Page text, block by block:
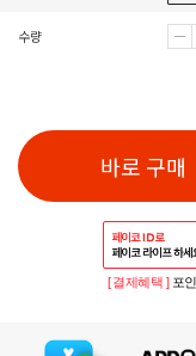
수량
바로 구매
[ 결제혜택 ] 포